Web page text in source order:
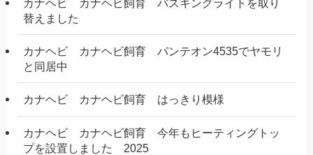
カナヘビ カナヘビ飼育 バスキングライトを取り
替えました
カナヘビ カナヘビ飼育 パンテオン4535でヤモリ
と同居中
カナヘビ カナヘビ飼育 はっきり模様
カナヘビ カナヘビ飼育 今年もヒーティングトッ
プを設置しました 2025